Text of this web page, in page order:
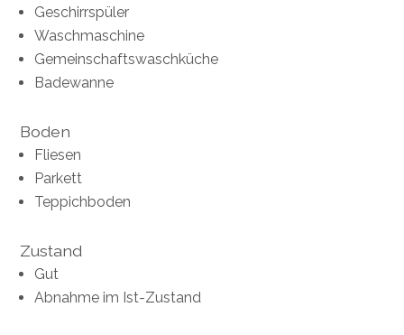
Geschirrspüler
Waschmaschine
Gemeinschaftswaschküche
Badewanne
Boden
Fliesen
Parkett
Teppichboden
Zustand
Gut
Abnahme im Ist-Zustand